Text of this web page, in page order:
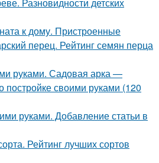
к дому. Пристроенные
перец. Рейтинг семян перца
руками. Садовая арка —
постройке своими руками (120
руками. Добавление статьи в
Рейтинг лучших сортов